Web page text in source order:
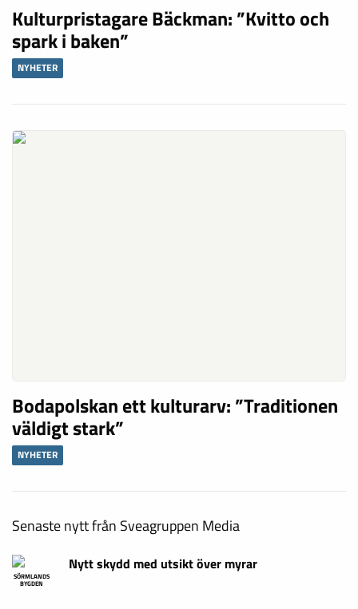
Kulturpristagare Bäckman: ”Kvitto och
spark i baken”
NYHETER
Bodapolskan ett kulturarv: ”Traditionen
väldigt stark”
NYHETER
Senaste nytt från Sveagruppen Media
SÖRMLANDS
BYGDEN
Nytt skydd med utsikt över myrar